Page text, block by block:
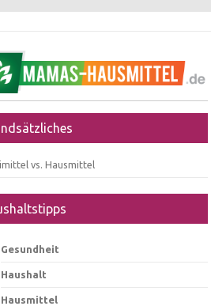
vs. Hausmittel
Gesundheit
Haushalt
Hausmittel